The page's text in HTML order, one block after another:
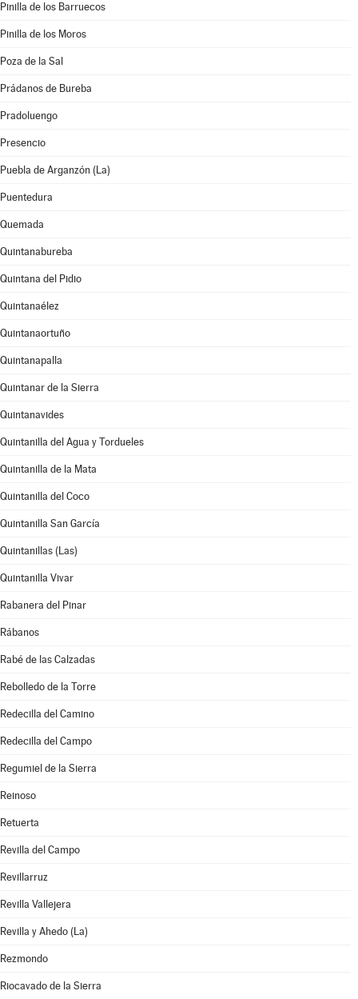
Pinilla de los Barruecos
Pinilla de los Moros
Poza de la Sal
Prádanos de Bureba
Pradoluengo
Presencio
Puebla de Arganzón (La)
Puentedura
Quemada
Quintanabureba
Quintana del Pidio
Quintanaélez
Quintanaortuño
Quintanapalla
Quintanar de la Sierra
Quintanavides
Quintanilla del Agua y Tordueles
Quintanilla de la Mata
Quintanilla del Coco
Quintanilla San García
Quintanillas (Las)
Quintanilla Vivar
Rabanera del Pinar
Rábanos
Rabé de las Calzadas
Rebolledo de la Torre
Redecilla del Camino
Redecilla del Campo
Regumiel de la Sierra
Reinoso
Retuerta
Revilla del Campo
Revillarruz
Revilla Vallejera
Revilla y Ahedo (La)
Rezmondo
Riocavado de la Sierra